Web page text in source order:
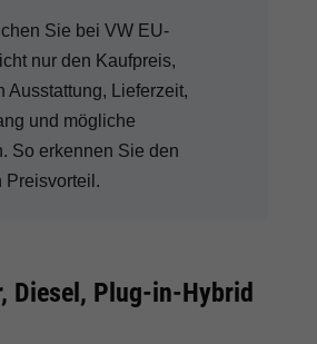
Sie bei VW EU-
nur den Kaufpreis,
Ausstattung, Lieferzeit,
und mögliche
So erkennen Sie den
Preisvorteil.
Diesel, Plug-in-Hybrid